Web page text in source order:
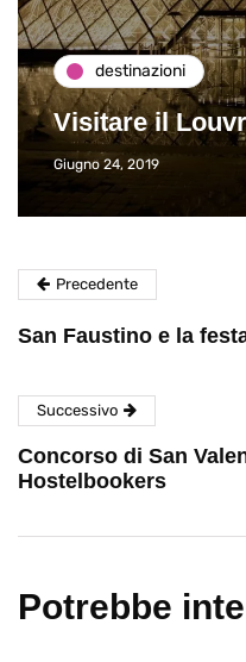
destinazioni
Visitare il
Giugno 24, 2019
Precedente
San Faustino e la
Successivo
Concorso di San
Hostelbookers
Potrebbe